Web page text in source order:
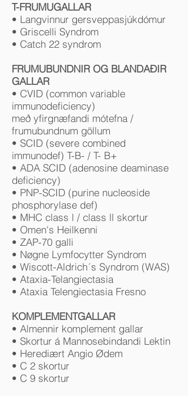
T-FRUMUGALLAR
• Langvinnur gersveppasjúkdómur
• Griscelli Syndrom
• Catch 22 syndrom
FRUMUBUNDNIR OG BLANDAÐIR
GALLAR
• CVID (common variable
immunodeficiency)
með yfirgnæfandi mótefna /
frumubundnum göllum
• SCID (severe combined
immunodef) T-B- / T- B+
• ADA SCID (adenosine deaminase
deficiency)
• PNP-SCID (purine nucleoside
phosphorylase def)
• MHC class l / class ll skortur
• Omen's Heilkenni
• ZAP-70 galli
• Nøgne Lymfocytter Syndrom
• Wiscott-Aldrich´s Syndrom (WAS)
• Ataxia-Telangiectasia
• Ataxia Telengiectasia Fresno
KOMPLEMENTGALLAR
• Almennir komplement gallar
• Skortur á Mannosebindandi Lektin
• Herediært Angio Ødem
• C 2 skortur
• C 9 skortur